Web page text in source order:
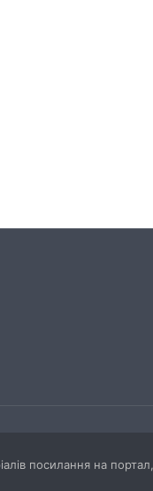
посилання на